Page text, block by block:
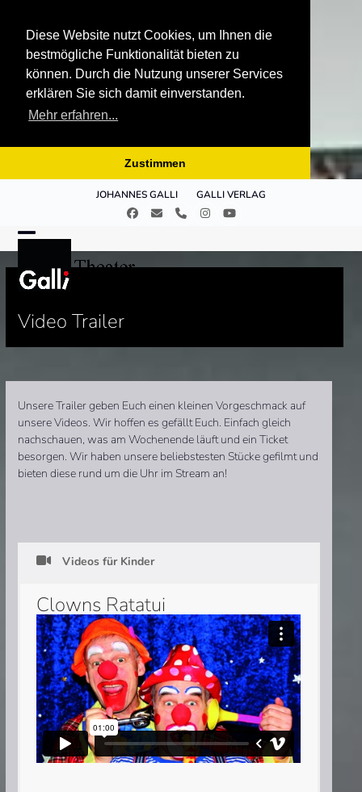
Diese Website nutzt Cookies, um Ihnen die
bestmögliche Funktionalität bieten zu
können. Durch die Nutzung unserer Services
erklären Sie sich damit einverstanden.
Mehr erfahren...
Zustimmen
JOHANNES GALLI GALLI VERLAG
Facebook
E- TelefonInstagramYouTube
Open
mobile
Close
mobile
Video Trailer
Unsere Trailer geben Euch einen kleinen Vorgeschmack auf
unsere Videos. Wir hoffen es gefällt Euch. Einfach gleich
nachschauen, was am Wochenende läuft und ein Ticket
besorgen. Wir haben unsere beliebstesten Stücke gefilmt und
bieten diese rund um die Uhr im Stream an!
Videos für Kinder
Clowns Ratatui